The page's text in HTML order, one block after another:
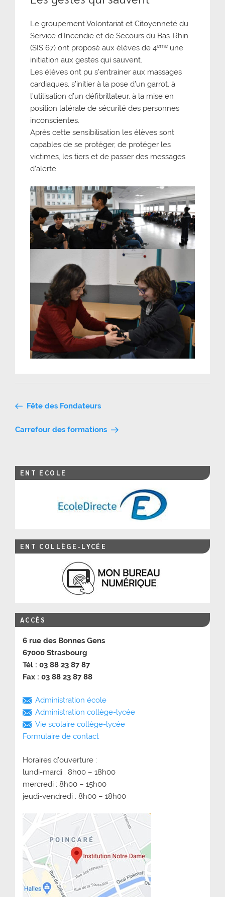
Le groupement Volontariat et Citoyenneté du
Service d’Incendie et de Secours du Bas-Rhin
(SIS 67) ont proposé aux élèves de 4ème une
initiation aux gestes qui sauvent.
Les élèves ont pu s’entrainer aux massages
cardiaques, s’initier à la pose d’un garrot, à
l’utilisation d’un défibrillateur, à la mise en
position latérale de sécurité des personnes
inconscientes.
Après cette sensibilisation les élèves sont
capables de se protéger, de protéger les
victimes, les tiers et de passer des messages
d’alerte.
Navigation
de
Fête des Fondateurs
Carrefour des formations
ENT ECOLE
ENT COLLÈGE-LYCÉE
ACCÈS
6 rue des Bonnes Gens
67000 Strasbourg
Tél : 03 88 23 87 87
Fax : 03 88 23 87 88
Administration école
Administration collège-lycée
Vie scolaire collège-lycée
Formulaire de contact
Horaires d’ouverture :
lundi-mardi : 8h00 – 18h00
mercredi : 8h00 – 15h00
jeudi-vendredi : 8h00 – 18h00